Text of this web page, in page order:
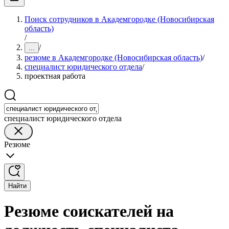
Поиск сотрудников в Академгородке (Новосибирская
область)
/
... /
резюме в Академгородке (Новосибирская область)/
специалист юридического отдела/
проектная работа
специалист юридического отдела
Резюме
Найти
Резюме соискателей на